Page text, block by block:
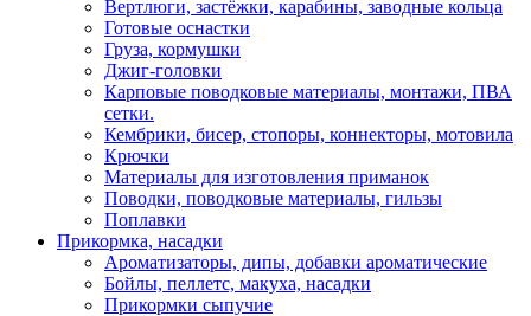
Вертлюги, застёжки, карабины, заводные кольца
Готовые оснастки
Груза, кормушки
Джиг-головки
Карповые поводковые материалы, монтажи, ПВА
сетки.
Кембрики, бисер, стопоры, коннекторы, мотовила
Крючки
Материалы для изготовления приманок
Поводки, поводковые материалы, гильзы
Поплавки
Прикормка, насадки
Ароматизаторы, дипы, добавки ароматические
Бойлы, пеллетс, макуха, насадки
Прикормки сыпучие